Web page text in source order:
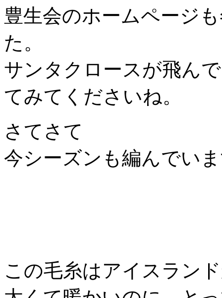
豊生会のホームページ
た。
サンタクロースが飛ん
てみてくださいね。
さてさて
今シーズンも編んでい
この毛糸はアイスラン